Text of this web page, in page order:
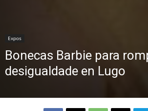
Expos
Bonecas Barbie para
desigualdade en Lugo